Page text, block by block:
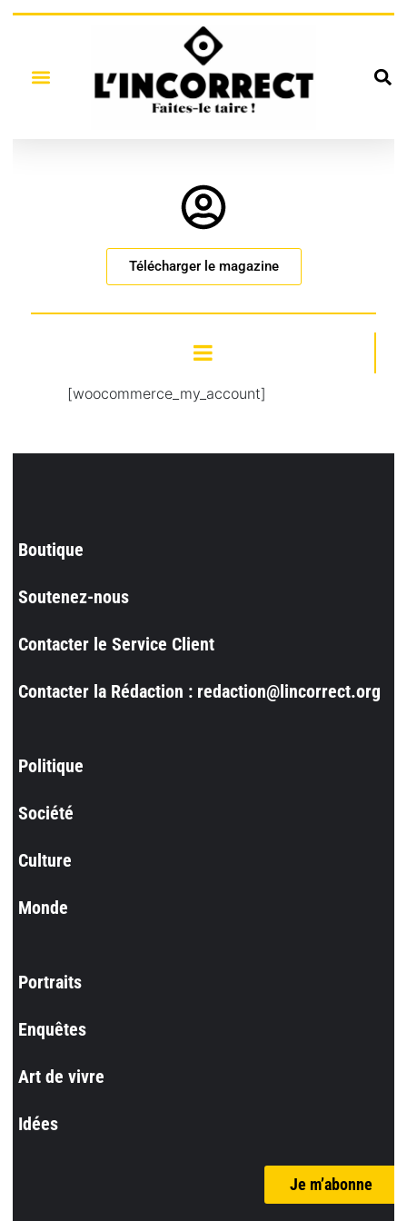
Télécharger le magazine
[woocommerce_my_account]
Boutique
Soutenez-nous
Contacter le Service Client
Contacter la Rédaction : redaction@lincorrect.org
Politique
Société
Culture
Monde
Portraits
Enquêtes
Art de vivre
Idées
Je m’abonne